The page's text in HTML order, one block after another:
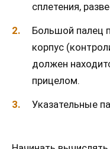
сплетения,
Большой палец
корпус
должен
прицелом.
Указательные